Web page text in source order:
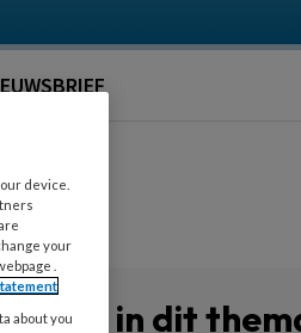
in dit
device.
your
.
about you